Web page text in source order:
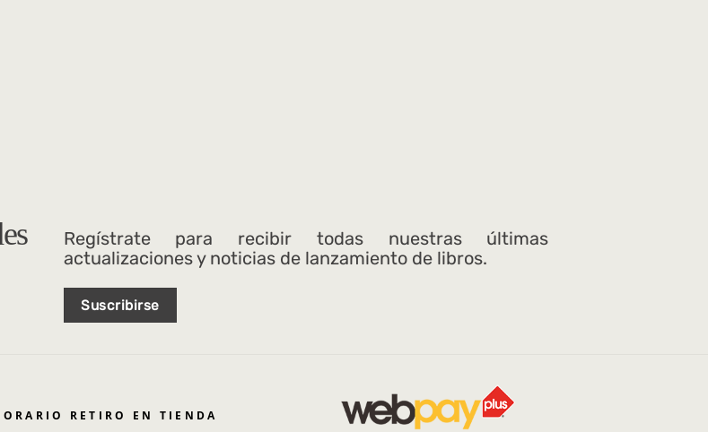
Regístrate para recibir todas nuestras últimas
actualizaciones y noticias de lanzamiento de libros.
Suscribirse
RETIRO EN TIENDA